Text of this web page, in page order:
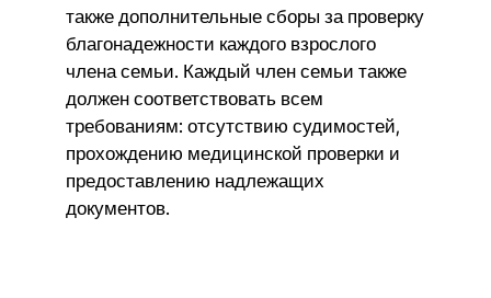
также дополнительные сборы за проверку
благонадежности каждого взрослого
члена семьи. Каждый член семьи также
должен соответствовать всем
требованиям: отсутствию судимостей,
прохождению медицинской проверки и
предоставлению надлежащих
документов.